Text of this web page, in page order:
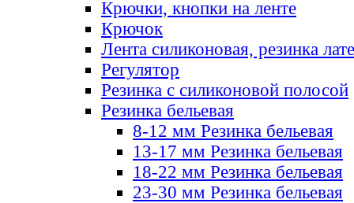
Крючки, кнопки на ленте
Крючок
Лента силиконовая, резинка
Регулятор
Резинка с силиконовой полосой
Резинка бельевая
8-12 мм Резинка бельевая
13-17 мм Резинка бельевая
18-22 мм Резинка бельевая
23-30 мм Резинка бельевая